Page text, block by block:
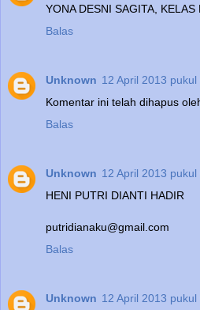
YONA DESNI SAGITA, KELAS
Balas
Unknown 12 April 2013 pukul
Komentar ini telah dihapus
Balas
Unknown 12 April 2013 pukul
HENI PUTRI DIANTI HADIR
putridianaku@gmail.com
Balas
Unknown 12 April 2013 pukul